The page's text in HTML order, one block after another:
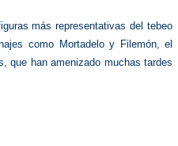
más representativas del tebeo
como Mortadelo y Filemón, el
que han amenizado muchas tardes